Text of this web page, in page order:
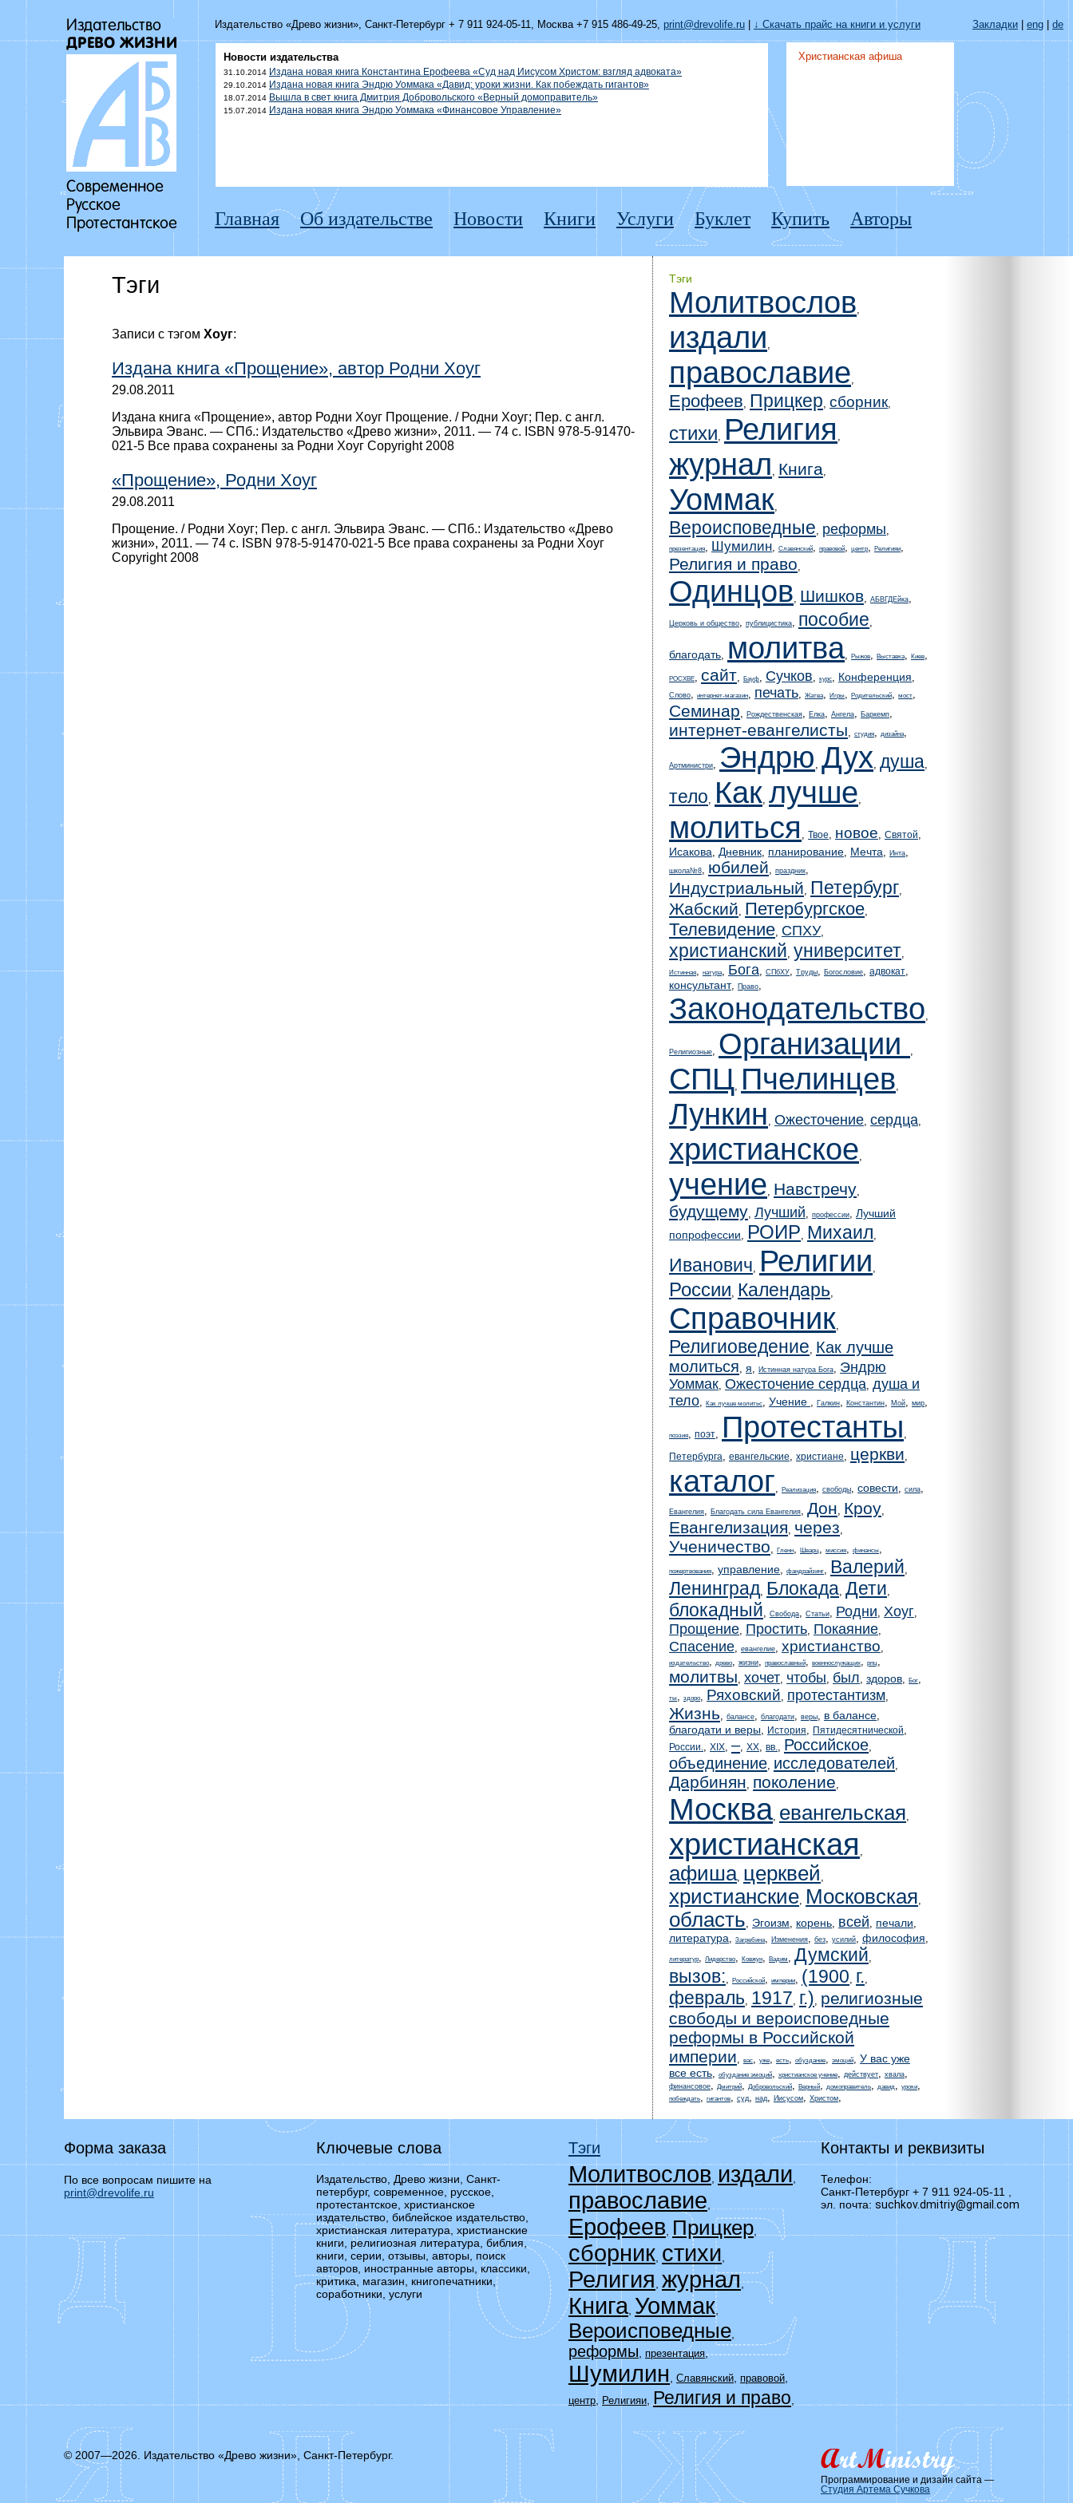
Издательство «Древо жизни», Санкт-Петербург + 7 911 924-05-11, Москва +7 915 486-49-25, print@drevolife.ru ↓ Скачать прайс на книги и услуги Закладки eng| de
Новости издательства
31.10.2014 Издана новая книга Константина Ерофеева «Суд над Иисусом Христом: взгляд адвоката»
29.10.2014 Издана новая книга Эндрю Уоммака «Давид: уроки жизни. Как побеждать гигантов»
18.07.2014 Вышла в свет книга Дмитрия Добровольского «Верный домоправитель»
15.07.2014 Издана новая книга Эндрю Уоммака «Финансовое Управление»
Христианская афиша
Главная Об издательстве Новости Книги Услуги Буклет Купить Авторы
Тэги
Записи с тэгом Хоуг:
Издана книга «Прощение», автор Родни Хоуг
29.08.2011
Издана книга «Прощение», автор Родни Хоуг Прощение. / Родни Хоуг; Пер. с англ.
Эльвира Эванс. — СПб.: Издательство «Древо жизни», 2011. — 74 c. ISBN 978-5-91470-
021-5 Все права сохранены за Родни Хоуг Copyright 2008
«Прощение», Родни Хоуг
29.08.2011
Прощение. / Родни Хоуг; Пер. с англ. Эльвира Эванс. — СПб.: Издательство «Древо
жизни», 2011. — 74 c. ISBN 978-5-91470-021-5 Все права сохранены за Родни Хоуг
Copyright 2008
Тэги
Молитвослов,
издали ,
православие,
Ерофеев, Прицкер, сборник,
стихи, Религия ,
журнал , Книга,
Уоммак,
Вероисповедные, реформы,
презентация, Шумилин, Славянский, правовой, центр, Религияи,
Религия и право,
Одинцов, Шишков, АБВГДЕйка,
Церковь и общество, публицистика, пособие,
благодать, молитва, Рыжов, Выставка, Киев,
РОСХВЕ, сайт, Бауф, Сучков, курс, Конференция,
Слово, интернет-магазин, печать, Жатва, Игры, Родительский, мост,
Семинар, Рождественская, Елка, Ангела, Баркемп,
интернет-евангелисты, студия, дизайна,
Артминистри, Эндрю , Дух, душа,
тело, Как, лучше,
молиться , Твое, новое, Святой,
Исакова, Дневник, планирование, Мечта, Инта,
школа№8, юбилей, праздник,
Индустриальный, Петербург,
Жабский, Петербургское,
Телевидение, СПХУ,
христианский, университет,
Истинная, натура, Бога, СПбХУ, Труды, Богословие, адвокат,
консультант, Право,
Законодательство,
Религиозные, Организации ,
СПЦ, Пчелинцев,
Лункин , Ожесточение, сердца,
христианское,
учение, Навстречу,
будущему, Лучший, профессии, Лучший
попрофессии, РОИР, Михаил,
Иванович, Религии ,
России, Календарь,
Справочник,
Религиоведение, Как лучше
молиться, я, Истинная натура Бога, Эндрю
Уоммак, Ожесточение сердца, душа и
тело, Как лучше молитьс, Учение , Галкин, Константин, Мой, мир,
поэзия, поэт, Протестанты ,
Петербурга, евангельские, христиане, церкви,
каталог, Реализация, свободы, совести, сила,
Евангелия, Благодать сила Евангелия, Дон, Кроу,
Евангелизация, через,
Ученичество, Гленн, Шварц, миссия, финансы,
пожертвования, управление, фандрайзинг, Валерий,
Ленинград, Блокада, Дети,
блокадный, Свобода, Статьи, Родни, Хоуг,
Прощение, Простить, Покаяние,
Спасение, евангелие, христианство,
издательство, древо, жизни, православный, военнослужащих, рпц,
молитвы, хочет, чтобы, был, здоров, Бог,
ты, здоро, Ряховский, протестантизм,
Жизнь, балансе, благодати, веры, в балансе,
благодати и веры, История, Пятидесятнической,
России., XIX, –, XX, вв., Российское,
объединение, исследователей,
Дарбинян, поколение,
Москва, евангельская,
христианская ,
афиша, церквей ,
христианские, Московская,
область, Эгоизм, корень, всей, печали,
литература, Загребина, Изменения, без, усилий, философия,
литератур, Лидерство, Ковжун, Вадим , Думский,
вызов:, Российской, империи, (1900, г.,
февраль, 1917, г.), религиозные
свободы и вероисповедные
реформы в Российской
империи, вас, уже, есть, обуздание, эмоций, У вас уже
все есть, обуздание эмоций, христианское учение, действует, хвала,
финансовое, Дмитрий, Добровольский, Верный, домоправитель, давид, уроки,
побеждать, гигантов, суд, над, Иисусом, Христом,
Форма заказа
По все вопросам пишите на
print@drevolife.ru
Ключевые слова
Издательство, Древо жизни, Санкт-
петербург, современное, русское,
протестантское, христианское
издательство, библейское издательство,
христианская литература, христианские
книги, религиозная литература, библия,
книги, серии, отзывы, авторы, поиск
авторов, иностранные авторы, классики,
критика, магазин, книгопечатники,
соработники, услуги
Тэги
Молитвослов издали
православие
Ерофеев Прицкер
сборник стихи
Религия журнал,
Книга, Уоммак,
Вероисповедные
реформы презентация,
Шумилин Славянский правовой
центр, Религияи Религия и право
Контакты и реквизиты
Телефон:
Санкт-Петербург + 7 911 924-05-11 ,
эл. почта: suchkov.dmitriy@gmail.com
© 2007—2026. Издательство «Древо жизни», Санкт-Петербург.
Программирование и дизайн сайта —
Студия Артема Сучкова